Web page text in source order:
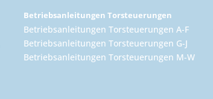
Betriebsanleitungen Torsteuerungen
Betriebsanleitungen Torsteuerungen A-F
Betriebsanleitungen Torsteuerungen G-J
Betriebsanleitungen Torsteuerungen M-W